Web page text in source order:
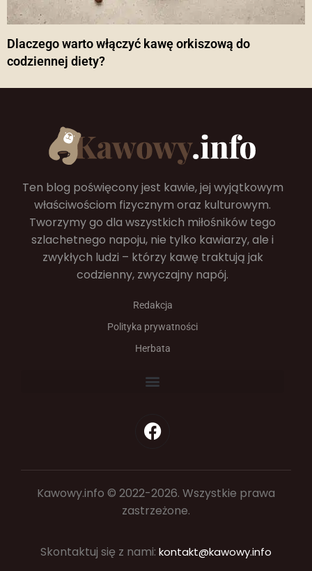
Dlaczego warto włączyć kawę orkiszową do
codziennej diety?
Ten blog poświęcony jest kawie, jej wyjątkowym
właściwościom fizycznym oraz kulturowym.
Tworzymy go dla wszystkich miłośników tego
szlachetnego napoju, nie tylko kawiarzy, ale i
zwykłych ludzi – którzy kawę traktują jak
codzienny, zwyczajny napój.
Redakcja
Polityka prywatności
Herbata
Kawowy.info © 2022-2026. Wszystkie prawa
zastrzeżone.
Skontaktuj się z nami: kontakt@kawowy.info